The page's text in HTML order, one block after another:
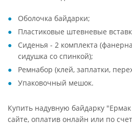
Оболочка байдарки;
Пластиковые штевневые
Сиденья - 2 комплекта
сидушка со спинкой);
Ремнабор (клей, заплатки,
Упаковочный мешок.
Купить надувную байдарку
сайте, оплатив онлайн или по